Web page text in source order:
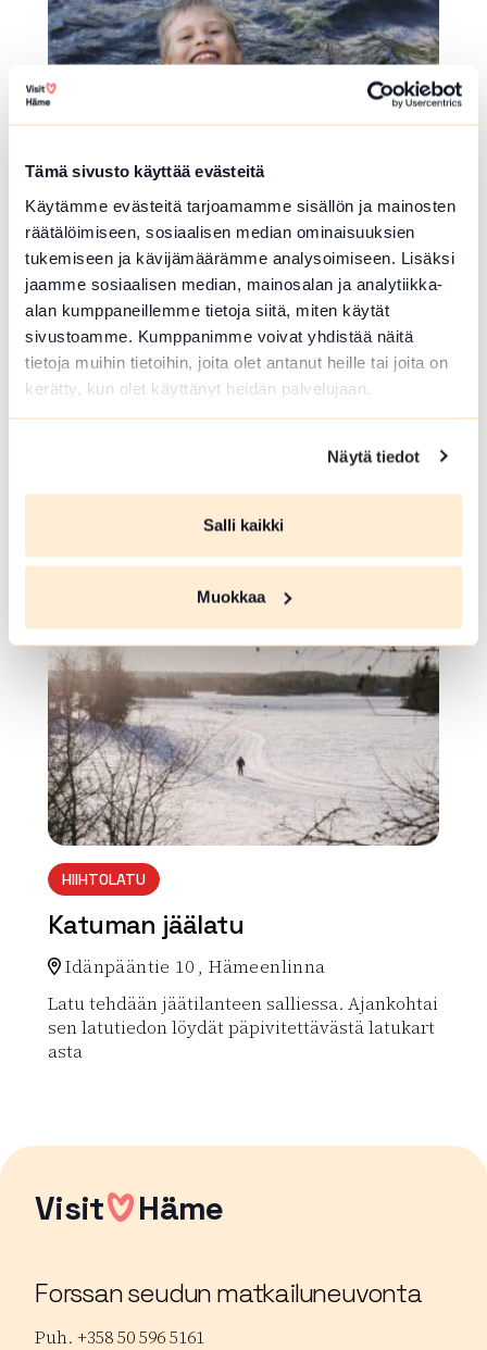
Tämä sivusto käyttää evästeitä
Käytämme evästeitä tarjoamamme sisällön ja mainosten
räätälöimiseen, sosiaalisen median ominaisuuksien
tukemiseen ja kävijämäärämme analysoimiseen. Lisäksi
jaamme sosiaalisen median, mainosalan ja analytiikka-
alan kumppaneillemme tietoja siitä, miten käytät
sivustoamme. Kumppanimme voivat yhdistää näitä
tietoja muihin tietoihin, joita olet antanut heille tai joita on
kerätty, kun olet käyttänyt heidän palvelujaan.
Näytä tiedot
Salli kaikki
Muokkaa
UIMAPAIKKA
Launosten uimaranta
Suviniementie 206 , Loppi
Lue lisää luontokohteesta Launosten uimaranta
LAAVU, KOTA TAI KAMMI
Ilvesreitin levähdyspaikka. Nuotiokehä, poltto
array(0) { }
HIIHTOLATU
Katuman jäälatu
Idänpääntie 10 , Hämeenlinna
Latu tehdään jäätilanteen salliessa. Ajankohtai
sen latutiedon löydät päpivitettävästä latukart
asta
Visit Häme
Forssan seudun matkailuneuvonta
Puh. +358 50 596 5161